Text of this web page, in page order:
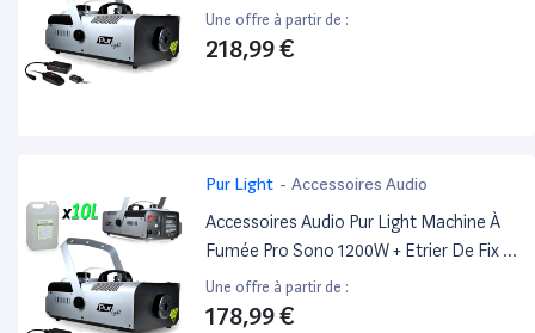
Etrier De Fix + 2 Télécommandes
Newark1200 + 20L Liquide
Une offre à partir de :
218,99 €
Pur Light - Accessoires Audio
Accessoires Audio Pur Light Machine À
Fumée Pro Sono 1200W + Etrier De Fix +
2 Télécommandes Newark1200 + 10L
Liquide
Une offre à partir de :
178,99 €